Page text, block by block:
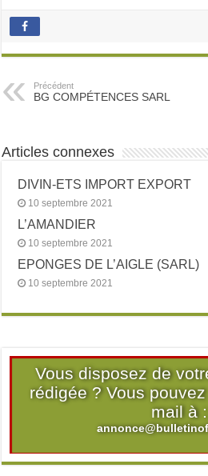
Précédent
BG COMPÉTENCES SARL
Articles connexes
DIVIN-ETS IMPORT EXPORT
10 septembre 2021
L’AMANDIER
10 septembre 2021
EPONGES DE L’AIGLE (SARL)
10 septembre 2021
Vous disposez de
rédigée ? Vous
mail à :